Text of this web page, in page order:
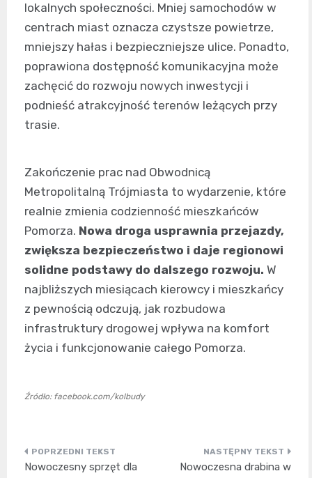
lokalnych społeczności. Mniej samochodów w
centrach miast oznacza czystsze powietrze,
mniejszy hałas i bezpieczniejsze ulice. Ponadto,
poprawiona dostępność komunikacyjna może
zachęcić do rozwoju nowych inwestycji i
podnieść atrakcyjność terenów leżących przy
trasie.
Zakończenie prac nad Obwodnicą
Metropolitalną Trójmiasta to wydarzenie, które
realnie zmienia codzienność mieszkańców
Pomorza. Nowa droga usprawnia przejazdy,
zwiększa bezpieczeństwo i daje regionowi
solidne podstawy do dalszego rozwoju. W
najbliższych miesiącach kierowcy i mieszkańcy
z pewnością odczują, jak rozbudowa
infrastruktury drogowej wpływa na komfort
życia i funkcjonowanie całego Pomorza.
Źródło: facebook.com/kolbudy
Nawigacja
Nowoczesny sprzęt dla
Nowoczesna drabina w